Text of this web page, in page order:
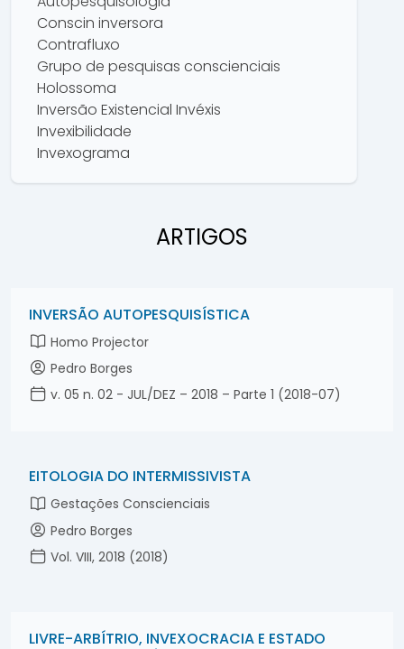
Conscin inversora
Contrafluxo
Grupo de pesquisas conscienciais
Holossoma
Inversão Existencial Invéxis
Invexibilidade
Invexograma
Maxiconvergência
Parapoliticologia
Parapsiquismo
Paratecnologia
Perfil da Conscin Inversora
Planejamento
autopesquisa
invexometria
ARTIGOS
INVERSÃO AUTOPESQUISÍSTICA
Homo Projector
Pedro Borges
v. 05 n. 02 - JUL/DEZ – 2018 – Parte 1 (2018-07)
EITOLOGIA DO INTERMISSIVISTA
Gestações Conscienciais
Pedro Borges
Vol. VIII, 2018 (2018)
LIVRE-ARBÍTRIO, INVEXOCRACIA E ESTADO